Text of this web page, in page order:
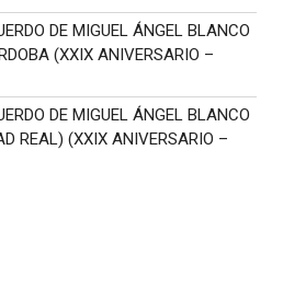
DE MIGUEL ÁNGEL BLANCO
(XXIX ANIVERSARIO –
DE MIGUEL ÁNGEL BLANCO
REAL) (XXIX ANIVERSARIO –